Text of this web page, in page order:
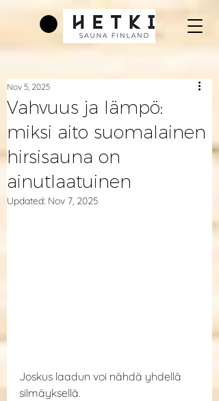
Vahvuus ja lämpö:
miksi aito suomalainen
hirsisauna on
ainutlaatuinen
Nov 5, 2025
Updated: Nov 7, 2025
Joskus laadun voi nähdä yhdellä
silmäyksellä.